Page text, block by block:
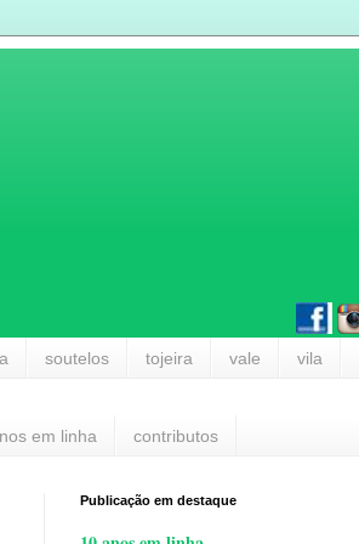
soutelos tojeira vale vila
em linha contributos
Publicação em destaque